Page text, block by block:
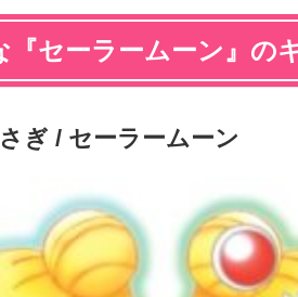
『セーラームーン』の
ぎ / セーラームーン